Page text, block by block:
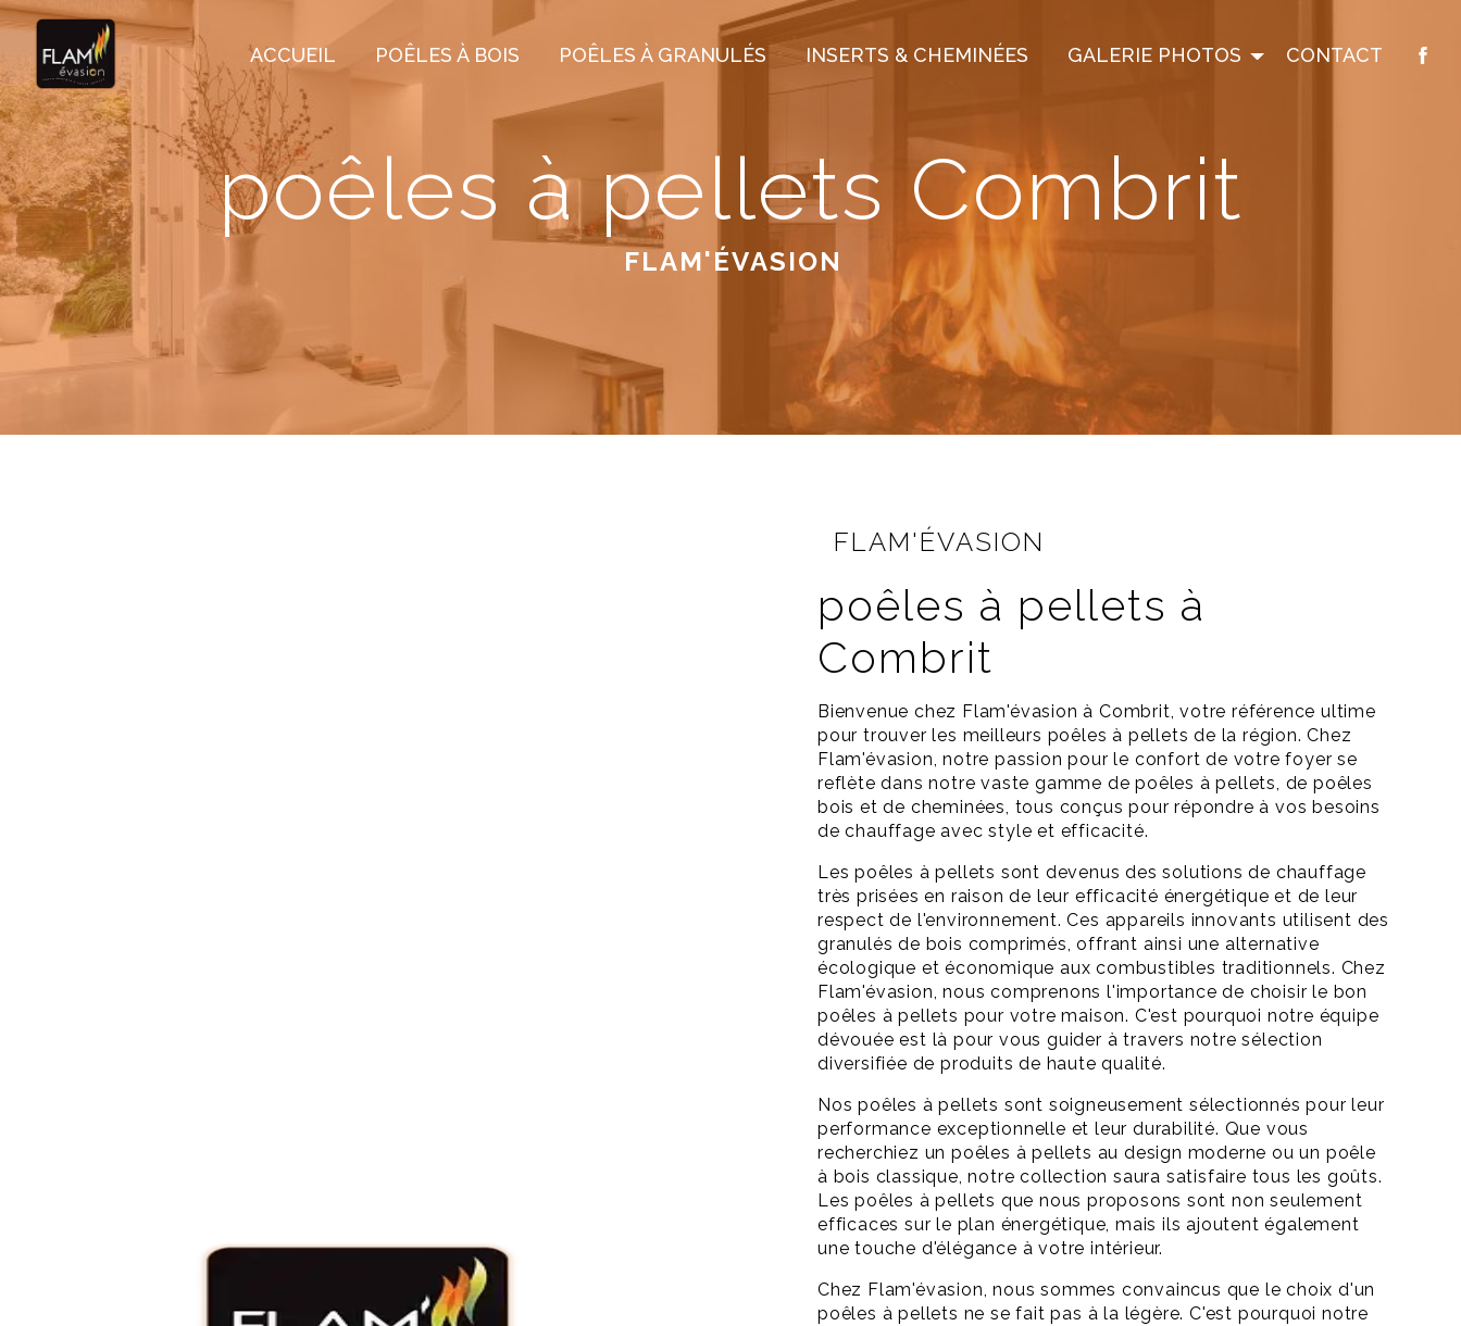
ACCUEIL POÊLES À BOIS POÊLES À GRANULÉS INSERTS & CHEMINÉES GALERIE PHOTOS CONTACT
poêles à pellets Combrit
FLAM'ÉVASION
FLAM'ÉVASION
poêles à pellets à
Combrit
Bienvenue chez Flam'évasion à Combrit, votre référence ultime
pour trouver les meilleurs poêles à pellets de la région. Chez
Flam'évasion, notre passion pour le confort de votre foyer se
reflète dans notre vaste gamme de poêles à pellets, de poêles
bois et de cheminées, tous conçus pour répondre à vos besoins
de chauffage avec style et efficacité.
Les poêles à pellets sont devenus des solutions de chauffage
très prisées en raison de leur efficacité énergétique et de leur
respect de l'environnement. Ces appareils innovants utilisent des
granulés de bois comprimés, offrant ainsi une alternative
écologique et économique aux combustibles traditionnels. Chez
Flam'évasion, nous comprenons l'importance de choisir le bon
poêles à pellets pour votre maison. C'est pourquoi notre équipe
dévouée est là pour vous guider à travers notre sélection
diversifiée de produits de haute qualité.
Nos poêles à pellets sont soigneusement sélectionnés pour leur
performance exceptionnelle et leur durabilité. Que vous
recherchiez un poêles à pellets au design moderne ou un poêle
à bois classique, notre collection saura satisfaire tous les goûts.
Les poêles à pellets que nous proposons sont non seulement
efficaces sur le plan énergétique, mais ils ajoutent également
une touche d'élégance à votre intérieur.
Chez Flam'évasion, nous sommes convaincus que le choix d'un
poêles à pellets ne se fait pas à la légère. C'est pourquoi notre
Panneau de gestion des cookies